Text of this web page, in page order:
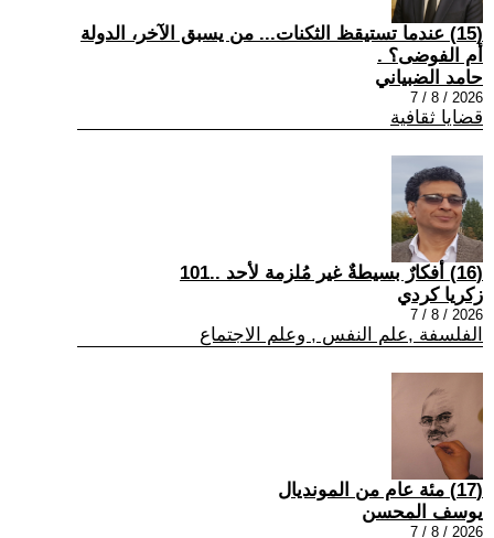
(15) عندما تستيقظ الثكنات... من يسبق الآخر، الدولة
أم الفوضى؟ .
حامد الضبياني
2026 / 8 / 7
قضايا ثقافية
(16) أفكارٌ بسيطةٌ غير مُلزمة لأحد ..101
زكريا كردي
2026 / 8 / 7
الفلسفة ,علم النفس , وعلم الاجتماع
(17) مئة عام من المونديال
يوسف المحسن
2026 / 8 / 7